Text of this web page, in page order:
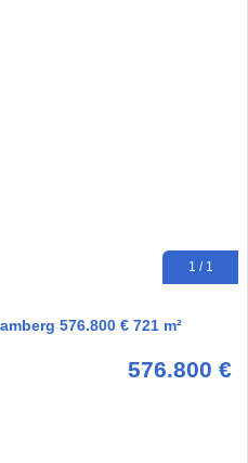
1 / 1
576.800 € 721 m²
576.800 €